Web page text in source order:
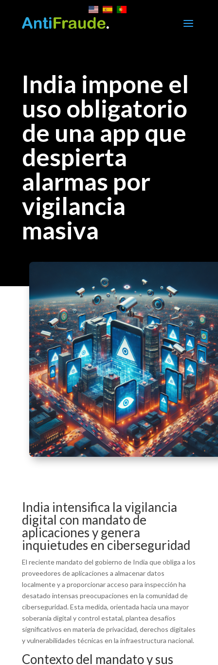
a
India impone el
uso obligatorio
de una app que
despierta
alarmas por
vigilancia
masiva
India intensifica la vigilancia
digital con mandato de
aplicaciones y genera
inquietudes en ciberseguridad
El reciente mandato del gobierno de India que obliga a los
proveedores de aplicaciones a almacenar datos
localmente y a proporcionar acceso para inspección ha
desatado intensas preocupaciones en la comunidad de
ciberseguridad. Esta medida, orientada hacia una mayor
soberanía digital y control estatal, plantea desafíos
significativos en materia de privacidad, derechos digitales
y vulnerabilidades técnicas en la infraestructura nacional.
Contexto del mandato y sus